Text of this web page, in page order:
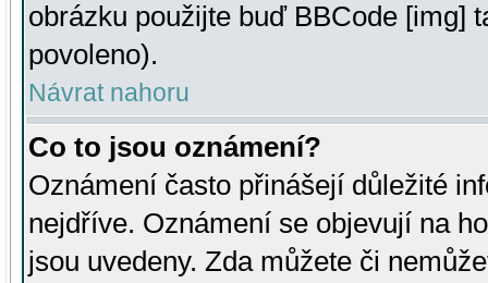
obrázku použijte buď BBCode [img]
povoleno).
Návrat nahoru
Co to jsou oznámení?
Oznámení často přinášejí důležité
nejdříve. Oznámení se objevují na
jsou uvedeny. Zda můžete či